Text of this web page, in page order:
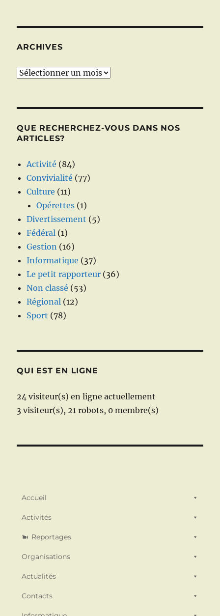
ARCHIVES
Archives
QUE RECHERCHEZ-VOUS DANS NOS
ARTICLES?
Activité (84)
Convivialité (77)
Culture (11)
Opérettes (1)
Divertissement (5)
Fédéral (1)
Gestion (16)
Informatique (37)
Le petit rapporteur (36)
Non classé (53)
Régional (12)
Sport (78)
QUI EST EN LIGNE
24 visiteur(s) en ligne actuellement
3 visiteur(s), 21 robots, 0 membre(s)
Accueil
Activités
Reportages
Organisations
Actualités
Contacts